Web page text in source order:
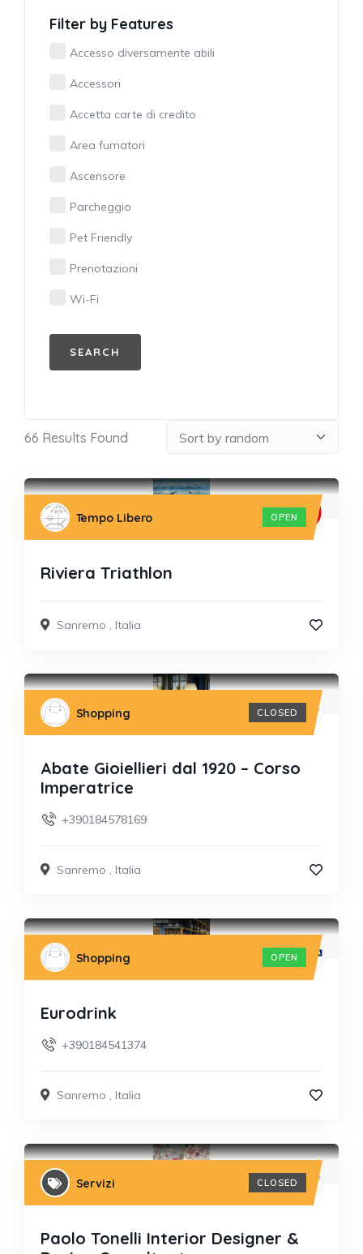
Filter by Features
Accesso diversamente abili
Accessori
Accetta carte di credito
Area fumatori
Ascensore
Parcheggio
Pet Friendly
Prenotazioni
Wi-Fi
66 Results Found
Tempo Libero OPEN
Riviera Triathlon
Sanremo , Italia
Shopping CLOSED
Abate Gioiellieri dal 1920 – Corso
Imperatrice
+390184578169
Sanremo , Italia
Shopping OPEN
Eurodrink
+390184541374
Sanremo , Italia
Servizi CLOSED
Paolo Tonelli Interior Designer &